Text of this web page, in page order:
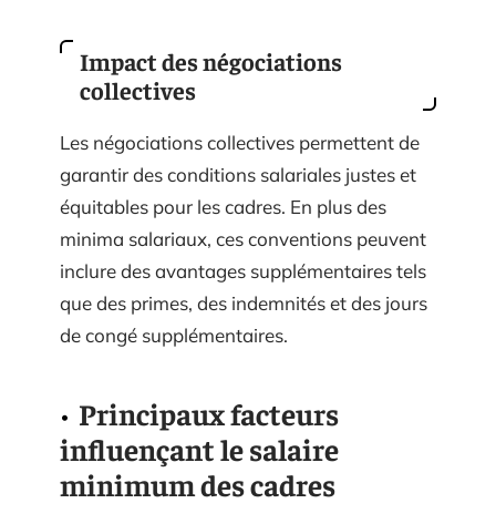
Impact des négociations
collectives
Les négociations collectives permettent de
garantir des conditions salariales justes et
équitables pour les cadres. En plus des
minima salariaux, ces conventions peuvent
inclure des avantages supplémentaires tels
que des primes, des indemnités et des jours
de congé supplémentaires.
Principaux facteurs
influençant le salaire
minimum des cadres